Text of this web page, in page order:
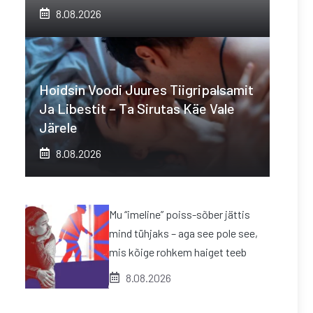
8.08.2026
Hoidsin Voodi Juures Tiigripalsamit
Ja Libestit – Ta Sirutas Käe Vale
Järele
8.08.2026
Mu “imeline” poiss-sõber jättis
mind tühjaks – aga see pole see,
mis kõige rohkem haiget teeb
8.08.2026